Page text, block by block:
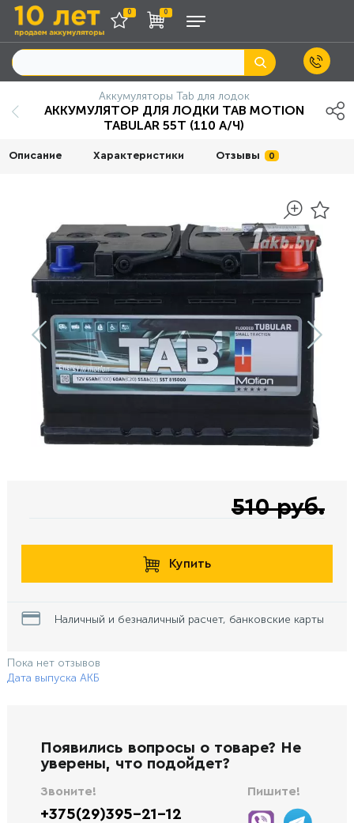
0 0
Аккумуляторы Tab для лодок
АККУМУЛЯТОР ДЛЯ ЛОДКИ TAB MOTION
TABULAR 55Т (110 А/Ч)
Описание Характеристики Отзывы 0
510 руб.
Купить
Наличный и безналичный расчет, банковские карты
Пока нет отзывов
Дата выпуска АКБ
Появились вопросы о товаре? Не
уверены, что подойдет?
Звоните!
+375(29)395-21-12
Пишите!